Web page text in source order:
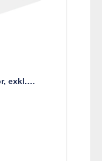
exkl.